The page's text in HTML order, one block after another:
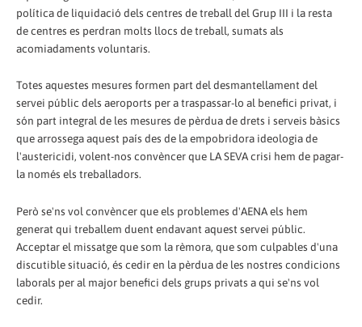
política de liquidació dels centres de treball del Grup III i la resta
de centres es perdran molts llocs de treball, sumats als
acomiadaments voluntaris.
Totes aquestes mesures formen part del desmantellament del
servei públic dels aeroports per a traspassar-lo al benefici privat, i
són part integral de les mesures de pèrdua de drets i serveis bàsics
que arrossega aquest país des de la empobridora ideologia de
l'austericidi, volent-nos convèncer que LA SEVA crisi hem de pagar-
la només els treballadors.
Però se'ns vol convèncer que els problemes d'AENA els hem
generat qui treballem duent endavant aquest servei públic.
Acceptar el missatge que som la rèmora, que som culpables d'una
discutible situació, és cedir en la pèrdua de les nostres condicions
laborals per al major benefici dels grups privats a qui se'ns vol
cedir.